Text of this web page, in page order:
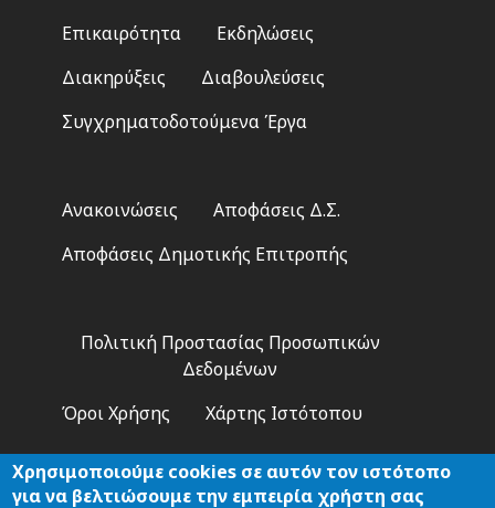
menu
Επικαιρότητα
Εκδηλώσεις
Διακηρύξεις
Διαβουλεύσεις
Συγχρηματοδοτούμενα Έργα
2
Ανακοινώσεις
Αποφάσεις Δ.Σ.
Αποφάσεις Δημοτικής Επιτροπής
Πολιτική Προστασίας Προσωπικών
Δεδομένων
Όροι Χρήσης
Χάρτης Ιστότοπου
Χρησιμοποιούμε cookies σε αυτόν τον ιστότοπο
για να βελτιώσουμε την εμπειρία χρήστη σας